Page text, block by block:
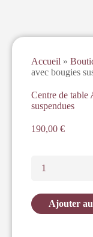
Accueil »
avec bougies
Centre de table
suspendues
190,00 €
Ajouter